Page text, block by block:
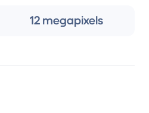
12 megapixels